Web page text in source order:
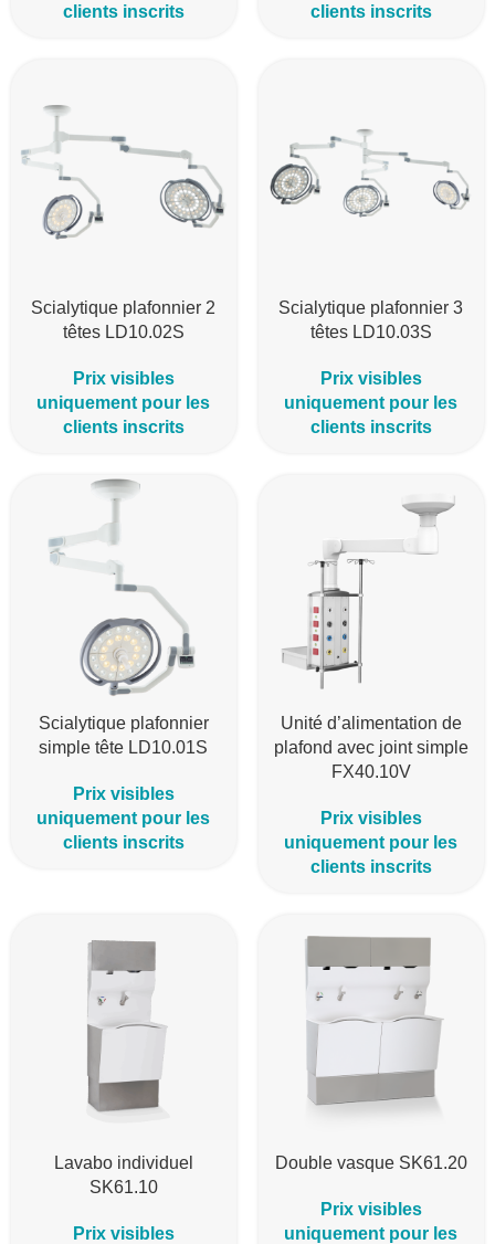
clients inscrits
clients inscrits
Scialytique plafonnier 2
têtes LD10.02S
Prix visibles
uniquement pour les
clients inscrits
Scialytique plafonnier 3
têtes LD10.03S
Prix visibles
uniquement pour les
clients inscrits
Scialytique plafonnier
simple tête LD10.01S
Prix visibles
uniquement pour les
clients inscrits
Unité d’alimentation de
plafond avec joint simple
FX40.10V
Prix visibles
uniquement pour les
clients inscrits
Lavabo individuel
SK61.10
Prix visibles
Double vasque SK61.20
Prix visibles
uniquement pour les